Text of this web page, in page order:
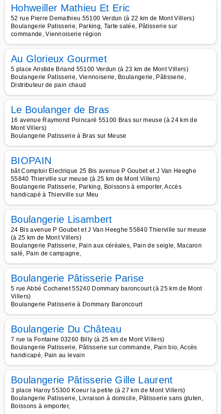
Hohweiller Mathieu Et Eric
52 rue Pierre Demathieu 55100 Verdun (à 22 km de Mont Villers)
Boulangerie Patisserie, Parking, Tarte salée, Pâtisserie sur
commande, Viennoiserie région
Au Glorieux Gourmet
5 place Aristide Briand 55100 Verdun (à 23 km de Mont Villers)
Boulangerie Patisserie, Viennoiserie, Boulangerie, Pâtisserie,
Distributeur de pain chaud
Le Boulanger de Bras
16 avenue Raymond Poincaré 55100 Bras sur meuse (à 24 km de
Mont Villers)
Boulangerie Patisserie à Bras sur Meuse
BIOPAIN
bât Comptoir Electrique 25 Bis avenue P Goubet et J Van Heeghe
55840 Thierville sur meuse (à 25 km de Mont Villers)
Boulangerie Patisserie, Parking, Boissons à emporter, Accès
handicapé à Thierville sur Meu
Boulangerie Lisambert
24 Bis avenue P Goubet et J Van Heeghe 55840 Thierville sur meuse
(à 25 km de Mont Villers)
Boulangerie Patisserie, Pain aux céréales, Pain de seigle, Macaron
salé, Pain de campagne,
Boulangerie Pâtisserie Parise
5 rue Abbé Cochenet 55240 Dommary baroncourt (à 25 km de Mont
Villers)
Boulangerie Patisserie à Dommary Baroncourt
Boulangerie Du Château
7 rue la Fontaine 03260 Billy (à 25 km de Mont Villers)
Boulangerie Patisserie, Pâtisserie sur commande, Pain bio, Accès
handicapé, Pain au levain
Boulangerie Pâtisserie Gille Laurent
3 place Haroy 55300 Koeur la petite (à 27 km de Mont Villers)
Boulangerie Patisserie, Livraison à domicile, Pâtisserie sans gluten,
Boissons à emporter,